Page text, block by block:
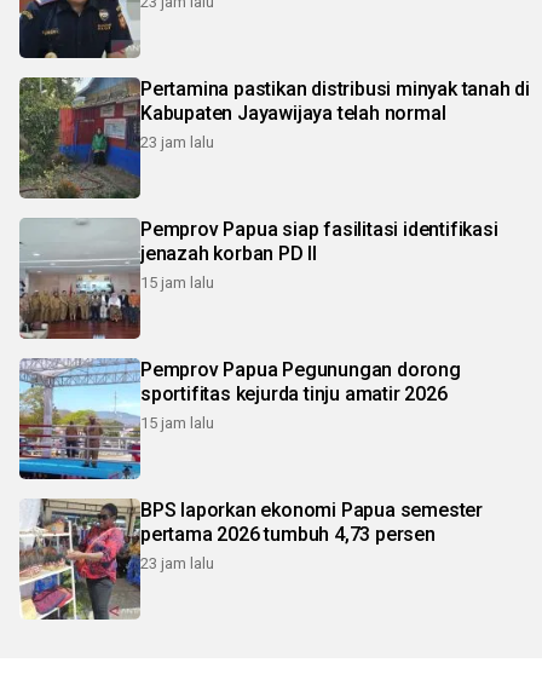
Pertamina pastikan distribusi minyak tanah di
Kabupaten Jayawijaya telah normal
23 jam lalu
Pemprov Papua siap fasilitasi identifikasi
jenazah korban PD II
15 jam lalu
Pemprov Papua Pegunungan dorong
sportifitas kejurda tinju amatir 2026
15 jam lalu
BPS laporkan ekonomi Papua semester
pertama 2026 tumbuh 4,73 persen
23 jam lalu